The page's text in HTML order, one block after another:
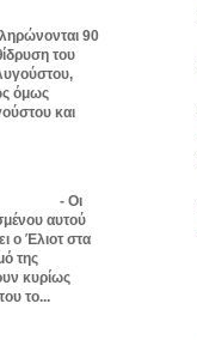
90
του
όμως
και
T.S Eliot-Οι
αυτού
ο Έλιοτ στα
της
κυρίως
το...